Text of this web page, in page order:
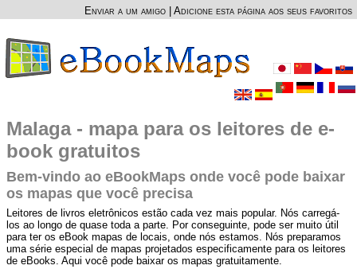
Enviar a um amigo Adicione esta página aos seus favoritos
Malaga - mapa para os leitores de e-
book gratuitos
Bem-vindo ao eBookMaps onde você pode baixar
os mapas que você precisa
Leitores de livros eletrônicos estão cada vez mais popular. Nós carregá-
los ao longo de quase toda a parte. Por conseguinte, pode ser muito útil
para ter os eBook mapas de locais, onde nós estamos. Nós preparamos
uma série especial de mapas projetados especificamente para os leitores
de eBooks. Aqui você pode baixar os mapas gratuitamente.